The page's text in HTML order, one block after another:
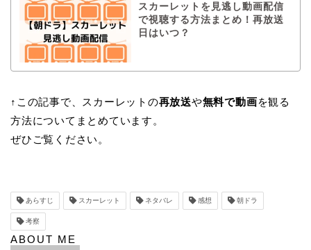
スカーレットを見逃し動画配信
で視聴する方法まとめ！再放送
日はいつ？
↑この記事で、スカーレットの再放送や無料で動画を観る
方法についてまとめています。
ぜひご覧ください。
あらすじ スカーレット ネタバレ 感想 朝ドラ
考察
ABOUT ME